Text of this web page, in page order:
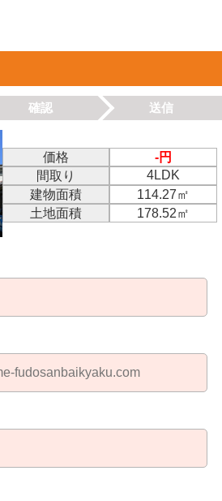
確認 送信
価格
間取り
建物面積
土地面積
-円
4LDK
114.27㎡
178.52㎡